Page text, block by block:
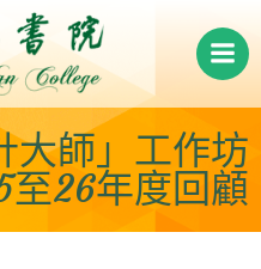
大師」工作坊
26年度回顧